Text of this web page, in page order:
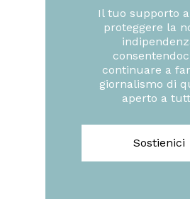
Il tuo supporto
proteggere la
continuare a
giornalismo di
aperto a
Sostienici